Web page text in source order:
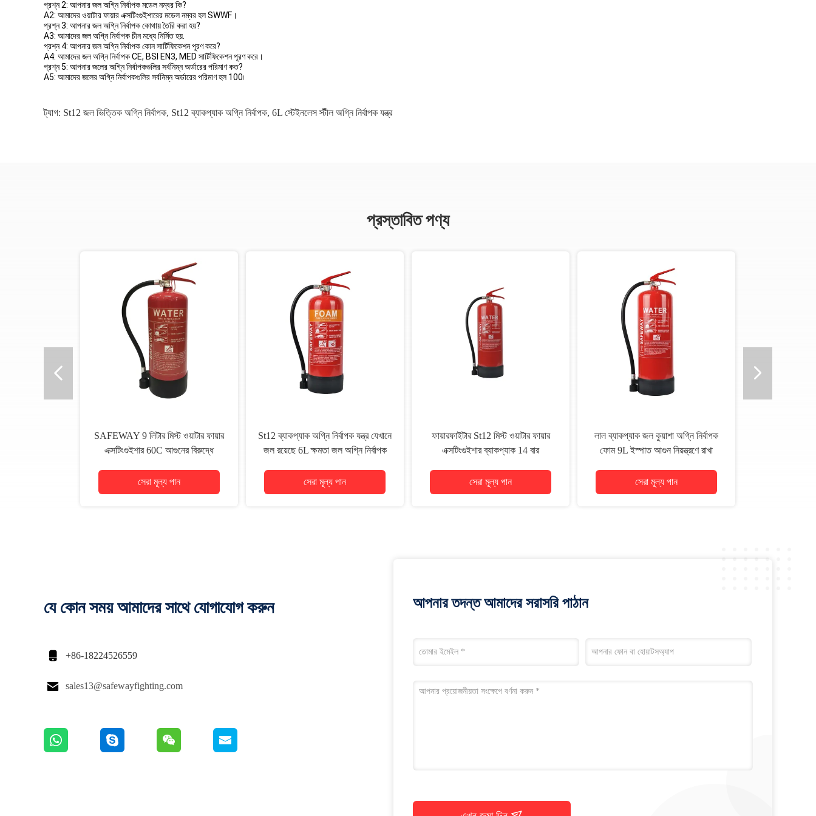
প্রশ্ন 2: আপনার জল অগ্নি নির্বাপক মডেল নম্বর কি?
A2: আমাদের ওয়াটার ফায়ার এক্সটিংগুইশারের মডেল নম্বর হল SWWF।
প্রশ্ন 3: আপনার জল অগ্নি নির্বাপক কোথায় তৈরি করা হয়?
A3: আমাদের জল অগ্নি নির্বাপক চীন মধ্যে নির্মিত হয়.
প্রশ্ন 4: আপনার জল অগ্নি নির্বাপক কোন সার্টিফিকেশন পূরণ করে?
A4: আমাদের জল অগ্নি নির্বাপক CE, BSI EN3, MED সার্টিফিকেশন পূরণ করে।
প্রশ্ন 5: আপনার জলের অগ্নি নির্বাপকগুলির সর্বনিম্ন অর্ডারের পরিমাণ কত?
A5: আমাদের জলের অগ্নি নির্বাপকগুলির সর্বনিম্ন অর্ডারের পরিমাণ হল 100৷
ট্যাগ: St12 জল ভিত্তিক অগ্নি নির্বাপক, St12 ব্যাকপ্যাক অগ্নি নির্বাপক, 6L স্টেইনলেস স্টীল অগ্নি নির্বাপক যন্ত্র
প্রস্তাবিত পণ্য
SAFEWAY 9 লিটার মিস্ট ওয়াটার ফায়ার
এক্সটিংগুইশার 60C আগুনের বিরুদ্ধে
সেরা মূল্য পান
St12 ব্যাকপ্যাক অগ্নি নির্বাপক যন্ত্র যেখানে
জল রয়েছে 6L ক্ষমতা জল অগ্নি নির্বাপক
সেরা মূল্য পান
ফায়ারফাইটার St12 মিস্ট ওয়াটার ফায়ার
এক্সটিংগুইশার ব্যাকপ্যাক 14 বার
সেরা মূল্য পান
লাল ব্যাকপ্যাক জল কুয়াশা অগ্নি নির্বাপক
ফোম 9L ইস্পাত আগুন নিয়ন্ত্রণে রাখা
সেরা মূল্য পান
যে কোন সময় আমাদের সাথে যোগাযোগ করুন
 +86-18224526559
 sales13@safewayfighting.com
আপনার তদন্ত আমাদের সরাসরি পাঠান